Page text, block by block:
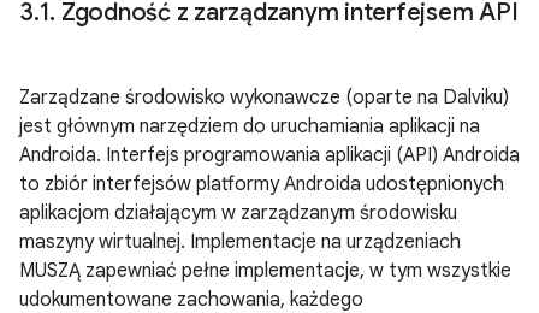
3.1. Zgodność z zarządzanym interfejsem API
Zarządzane środowisko wykonawcze (oparte na Dalviku)
jest głównym narzędziem do uruchamiania aplikacji na
Androida. Interfejs programowania aplikacji (API) Androida
to zbiór interfejsów platformy Androida udostępnionych
aplikacjom działającym w zarządzanym środowisku
maszyny wirtualnej. Implementacje na urządzeniach
MUSZĄ zapewniać pełne implementacje, w tym wszystkie
udokumentowane zachowania, każdego